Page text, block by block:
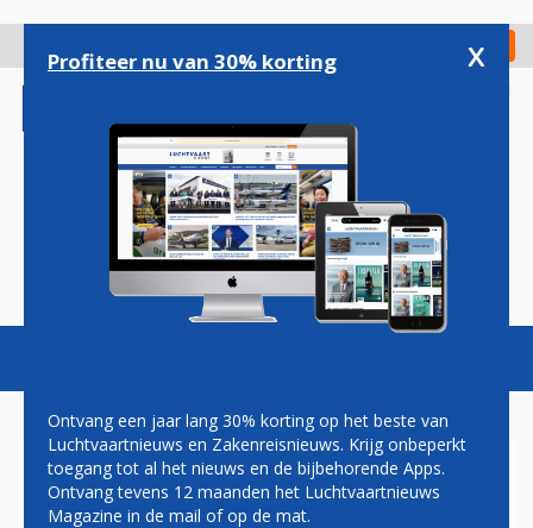
gaan
Check in
Magazine Podcasts Vacatures
BUK-RAKET
Profiteer nu van 30% korting x
Ontvang een jaar lang 30% korting op het beste van
Luchtvaartnieuws en Zakenreisnieuws. Krijg onbeperkt
toegang tot al het nieuws en de bijbehorende Apps.
Ontvang tevens 12 maanden het Luchtvaartnieuws
Magazine in de mail of op de mat.